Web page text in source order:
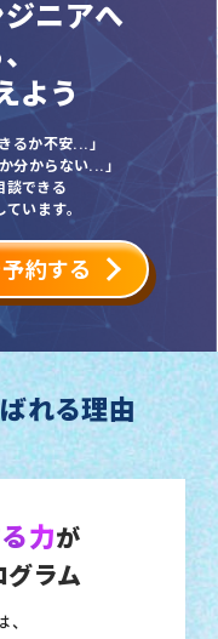
ニアへ
よう
るか不安...」
分からない...」
談できる
います。
約する
れる理由
力が
グラム
、